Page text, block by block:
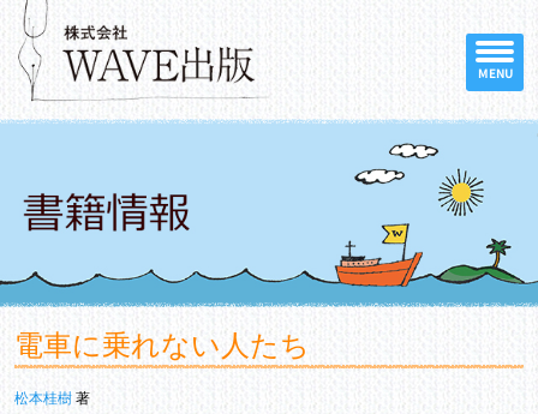
MENU
電車に乗れない人たち
松本桂樹 著